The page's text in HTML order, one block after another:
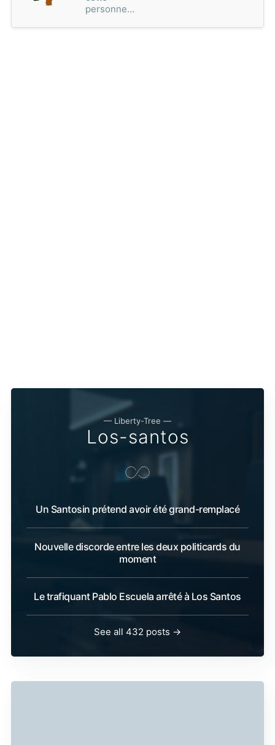
personne…
— Liberty-Tree —
Los-santos
Un Santosin prétend avoir été grand-remplacé
Nouvelle discorde entre les deux politicards du
moment
Le trafiquant Pablo Escuela arrêté à Los Santos
See all 432 posts →